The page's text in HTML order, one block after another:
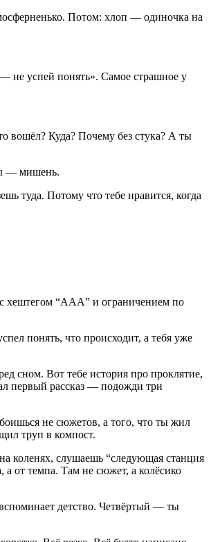
Потом: хлоп — одиночка на
не успей понять». Самое страшное у
вошёл? Куда? Почему без стука? А ты
— мишень.
туда. Потому что тебе нравится, когда
с хештегом “ААА” и ограничением по
понять, что происходит, а тебя уже
сном. Вот тебе история про проклятие,
первый рассказ — подожди три
не сюжетов, а того, что ты жил
труп в компост.
коленях, слушаешь “следующая станция
от темпа. Там не сюжет, а колёсико
детство. Четвёртый — ты